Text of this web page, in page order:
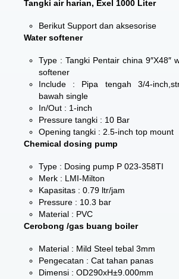
Tangki air harian, Exel 1000 Liter
Berikut Support dan aksesorise
Water softener
Type : Tangki Pentair china 9″X48″
softener
Include : Pipa tengah 3/4-
bawah single
In/Out : 1-inch
Pressure tangki : 10 Bar
Opening tangki : 2.5-inch top mount
Chemical dosing pump
Type : Dosing pump P 023-358TI
Merk : LMI-Milton
Kapasitas : 0.79 ltr/jam
Pressure : 10.3 bar
Material : PVC
Cerobong /gas buang boiler
Material : Mild Steel tebal 3mm
Pengecatan : Cat tahan panas
Dimensi : OD290xH±9.000mm